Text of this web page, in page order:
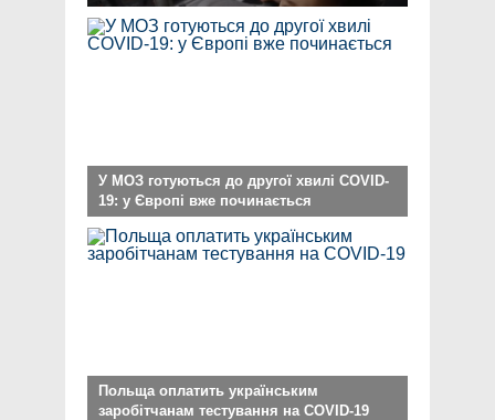
У МОЗ готуються до другої хвилі COVID-
19: у Європі вже починається
Польща оплатить українським
заробітчанам тестування на COVID-19